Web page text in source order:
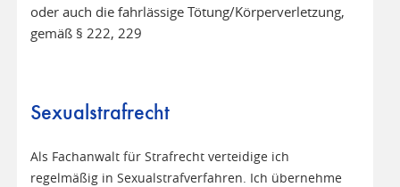
oder auch die fahrlässige Tötung/Körperverletzung,
gemäß § 222, 229
Sexualstrafrecht
Als Fachanwalt für Strafrecht verteidige ich
regelmäßig in Sexualstrafverfahren. Ich übernehme